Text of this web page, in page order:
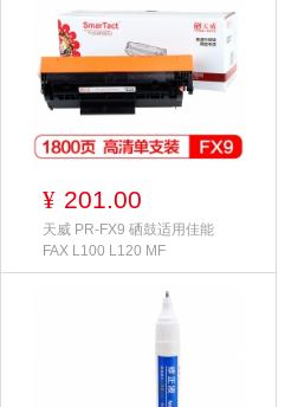
¥ 201.00
天威 PR-FX9 硒鼓适用佳能
FAX L100 L120 MF